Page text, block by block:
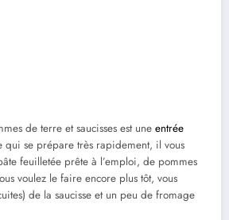
de terre et saucisses est une entrée
qui se prépare très rapidement, il vous
feuilletée prête à l’emploi, de pommes
voulez le faire encore plus tôt, vous
de la saucisse et un peu de fromage